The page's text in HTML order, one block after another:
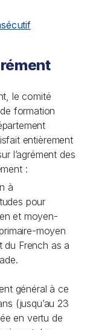
le comité
formation
entièrement
l’agrément des
:
à
pour
et moyen-
moyen
du French as a
général à ce
(jusqu’au 23
en vertu de